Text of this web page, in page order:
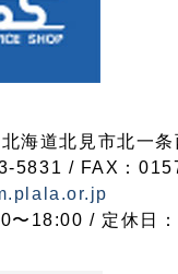
海道北見市北一条
5831 / FAX：
〜18:00 / 定休日